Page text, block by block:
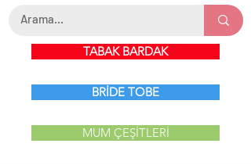
TABAK BARDAK
BRİDE TOBE
MUM ÇEŞİTLERİ